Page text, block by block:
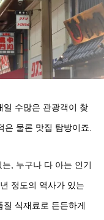
일 수많은 관광객이 찾
물론 맛집 탐방이죠.
, 누구나 다 아는 인기
정도의 역사가 있는
질 식재료로 든든하게